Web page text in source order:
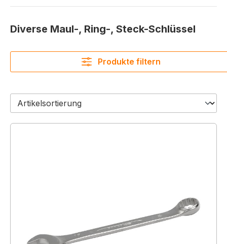
Diverse Maul-, Ring-, Steck-Schlüssel
Produkte filtern